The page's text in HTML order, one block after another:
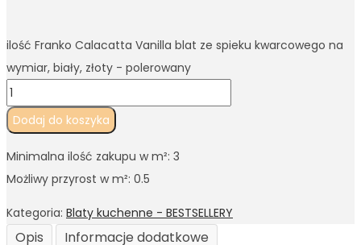
ilość Franko Calacatta Vanilla blat ze spieku kwarcowego na
wymiar, biały, złoty - polerowany
Dodaj do koszyka
Minimalna ilość zakupu w m²: 3
Możliwy przyrost w m²: 0.5
Kategoria: Blaty kuchenne - BESTSELLERY
Opis
Informacje dodatkowe